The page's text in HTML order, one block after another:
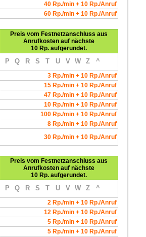
40 Rp./min + 10 Rp./Anruf
60 Rp./min + 10 Rp./Anruf
Preis vom Festnetzanschluss aus
Anrufkosten auf nächste
10 Rp. aufgerundet.
P Q R S T U V W Z ^
3 Rp./min + 10 Rp./Anruf
15 Rp./min + 10 Rp./Anruf
47 Rp./min + 10 Rp./Anruf
10 Rp./min + 10 Rp./Anruf
100 Rp./min + 10 Rp./Anruf
8 Rp./min + 10 Rp./Anruf
30 Rp./min + 10 Rp./Anruf
Preis vom Festnetzanschluss aus
Anrufkosten auf nächste
10 Rp. aufgerundet.
P Q R S T U V W Z ^
2 Rp./min + 10 Rp./Anruf
12 Rp./min + 10 Rp./Anruf
5 Rp./min + 10 Rp./Anruf
5 Rp./min + 10 Rp./Anruf